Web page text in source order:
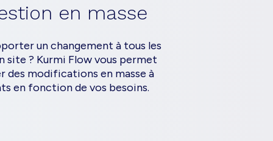
en masse
un changement à tous les
site ? Kurmi Flow vous permet
des modifications en masse à
en fonction de vos besoins.